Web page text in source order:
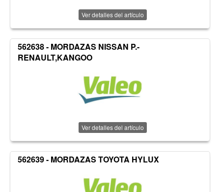
Ver detalles del artículo
562638 - MORDAZAS NISSAN P.-
RENAULT,KANGOO
Ver detalles del artículo
562639 - MORDAZAS TOYOTA HYLUX